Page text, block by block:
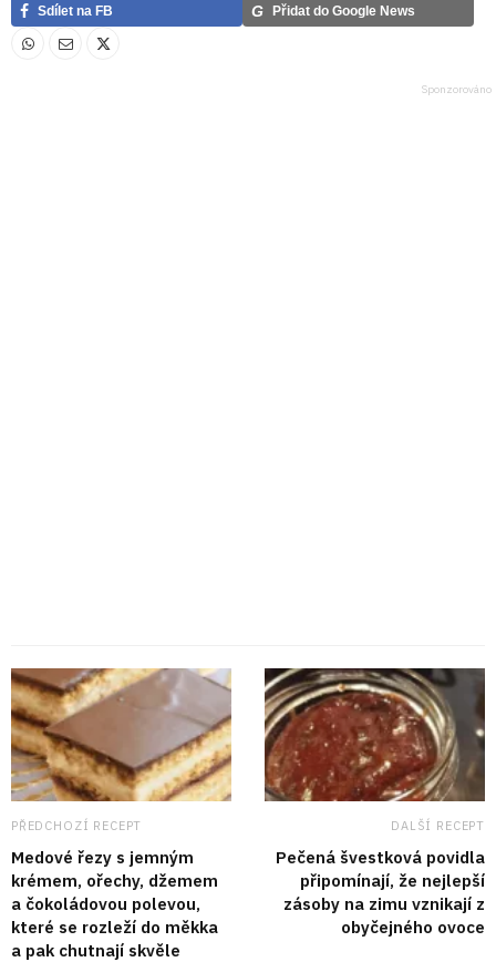
Sdílet na FB
G Přidat do Google News
PŘEDCHOZÍ RECEPT
Medové řezy s jemným
krémem, ořechy, džemem
a čokoládovou polevou,
které se rozleží do měkka
a pak chutnají skvěle
DALŠÍ RECEPT
Pečená švestková povidla
připomínají, že nejlepší
zásoby na zimu vznikají z
obyčejného ovoce